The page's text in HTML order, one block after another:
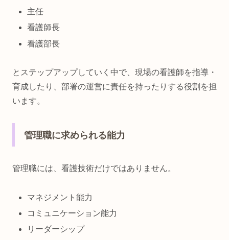
主任
看護師長
看護部長
とステップアップしていく中で、現場の看護師を指導・
育成したり、部署の運営に責任を持ったりする役割を担
います。
管理職に求められる能力
管理職には、看護技術だけではありません。
マネジメント能力
コミュニケーション能力
リーダーシップ